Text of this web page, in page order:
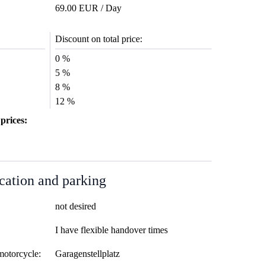
69.00 EUR / Day
Discount on total price:
0 %
5 %
8 %
12 %
and parking
not desired
I have flexible handover times
Garagenstellplatz